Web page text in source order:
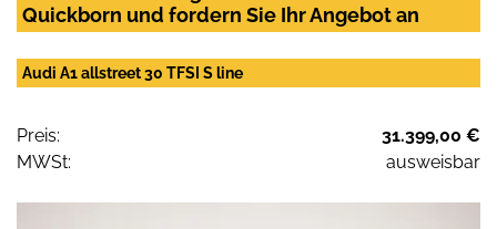
Quickborn und fordern Sie Ihr Angebot an
Audi A1 allstreet 30 TFSI S line
Preis:
31.399,00 €
MWSt:
ausweisbar